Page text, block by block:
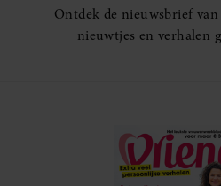
Ontdek de nieuwsbrief
nieuwtjes en verhalen